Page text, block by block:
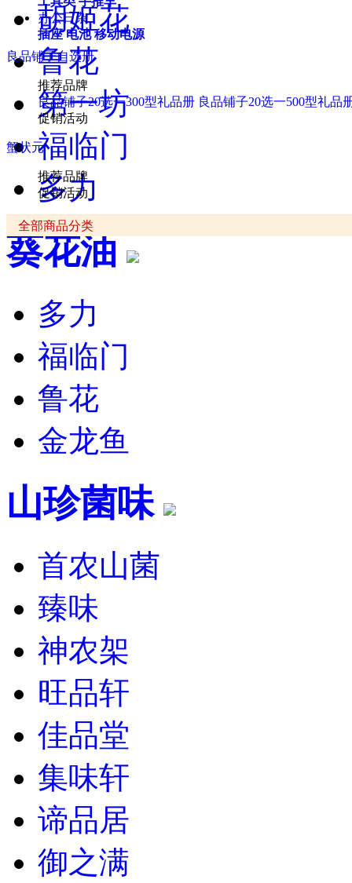
办公日杂
插座 电池 移动电源
良品铺子自选册
推荐品牌
良品铺子20选一300型礼品册 良品铺子20选一500型礼品
促销活动
蟹状元
推荐品牌
促销活动
全部商品分类
胡姬花
鲁花
第一坊
福临门
多力
葵花油
多力
福临门
鲁花
金龙鱼
山珍菌味
首农山菌
臻味
神农架
旺品轩
佳品堂
集味轩
谛品居
御之满